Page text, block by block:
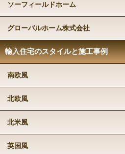
ソーフィールドホーム
グローバルホーム株式会社
輸入住宅のスタイルと施工事例
南欧風
北欧風
北米風
英国風